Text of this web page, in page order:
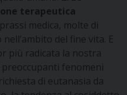
terapeutica
medica, molte di
del fine vita. E
più radicata la nostra
fenomeni
di eutanasia da